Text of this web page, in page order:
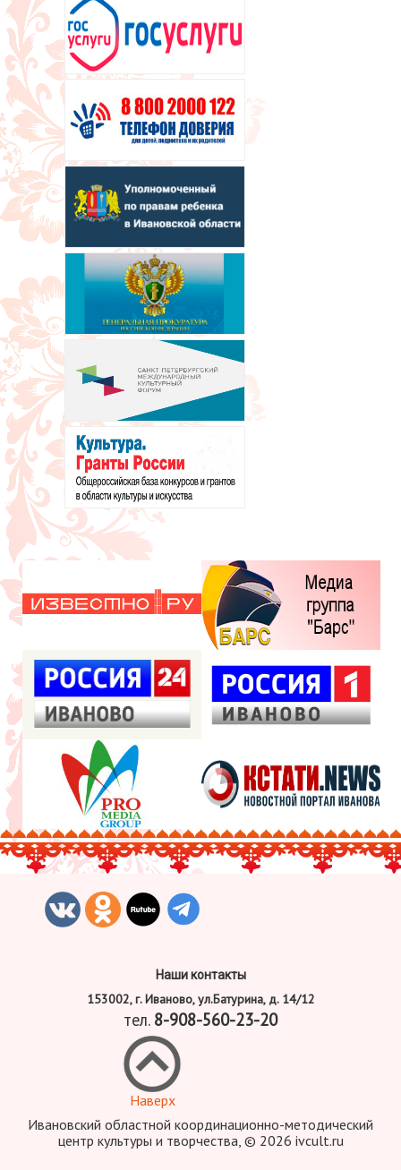
Наши контакты
153002, г. Иваново, ул.Батурина, д. 14/12
тел. 8-908-560-23-20
Наверх
Ивановский областной координационно-методический
центр культуры и творчества, © 2026 ivcult.ru